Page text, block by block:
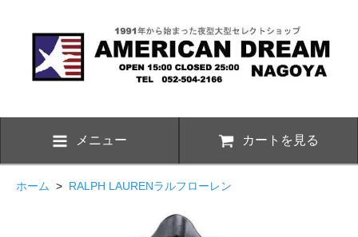
メニュー カートを見る
ホーム > RALPH LAURENラルフローレン